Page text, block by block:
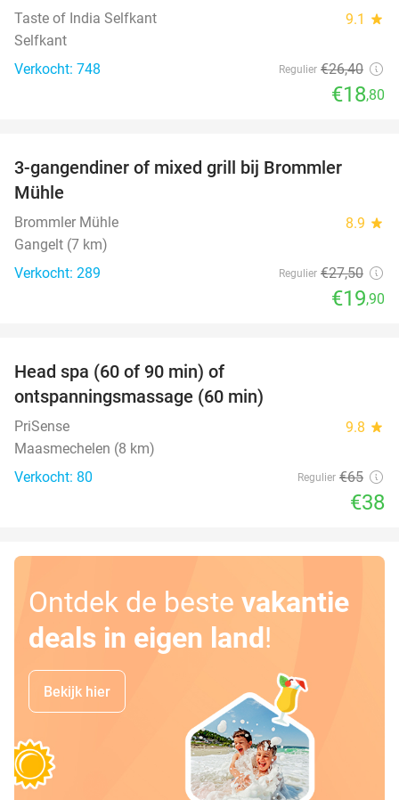
Taste of India Selfkant 9.1 star
Selfkant
Verkocht: 748
Regulier €26,40
€18,80
3-gangendiner of mixed grill bij Brommler
Mühle
Brommler Mühle 8.9 star
Gangelt (7 km)
Verkocht: 289
Regulier €27,50
€19,90
Head spa (60 of 90 min) of
ontspanningsmassage (60 min)
PriSense 9.8 star
Maasmechelen (8 km)
Verkocht: 80
Regulier €65
€38
Ontdek de beste vakantie
deals in eigen land!
Bekijk hier